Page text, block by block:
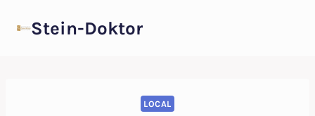
InhaltStein-Doktor
LOCAL